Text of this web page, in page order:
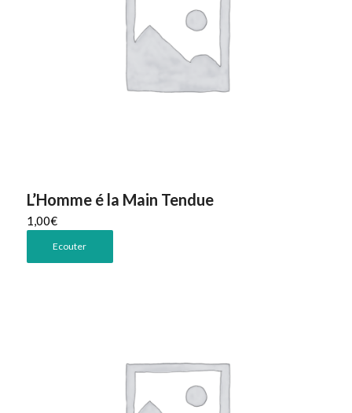
L’Homme é la Main Tendue
1,00€
Ecouter